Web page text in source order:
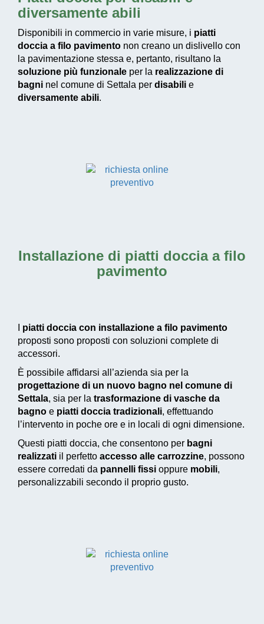
diversamente abili
Disponibili in commercio in varie misure, i piatti
doccia a filo pavimento non creano un dislivello con
la pavimentazione stessa e, pertanto, risultano la
soluzione più funzionale per la realizzazione di
bagni nel comune di Settala per disabili e
diversamente abili.
Installazione di piatti doccia a filo
pavimento
piatti doccia con installazione a filo pavimento
proposti sono proposti con soluzioni complete di
accessori.
È possibile affidarsi all’azienda sia per la
progettazione di un nuovo bagno nel comune di
Settala, sia per la trasformazione di vasche da
bagno e piatti doccia tradizionali, effettuando
l’intervento in poche ore e in locali di ogni dimensione.
Questi piatti doccia, che consentono per bagni
realizzati il perfetto accesso alle carrozzine, possono
essere corredati da pannelli fissi oppure mobili,
personalizzabili secondo il proprio gusto.